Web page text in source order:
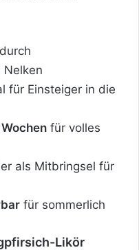
durch
Nelken
für Einsteiger in die
für volles
als Mitbringsel für
für sommerlich
Likör